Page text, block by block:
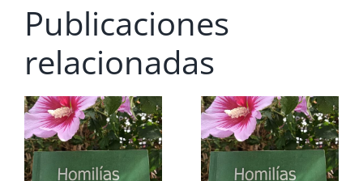
Publicaciones
relacionadas